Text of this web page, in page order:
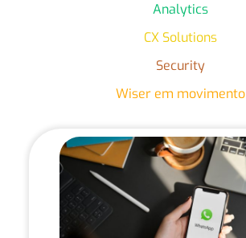
Analytics
CX Solutions
Security
Wiser em movimento